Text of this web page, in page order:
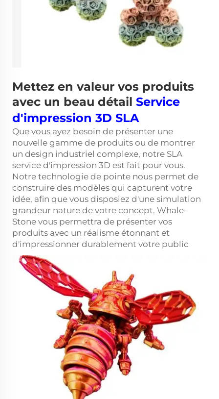
Mettez en valeur vos produits
avec un beau détail Service
d'impression 3D SLA
Que vous ayez besoin de présenter une
nouvelle gamme de produits ou de montrer
un design industriel complexe, notre SLA
service d'impression 3D est fait pour vous.
Notre technologie de pointe nous permet de
construire des modèles qui capturent votre
idée, afin que vous disposiez d'une simulation
grandeur nature de votre concept. Whale-
Stone vous permettra de présenter vos
produits avec un réalisme étonnant et
d'impressionner durablement votre public